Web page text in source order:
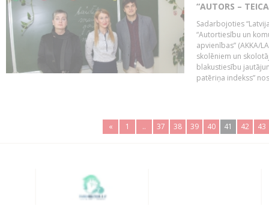
“AUTORS –
Sadarbojoties
“Autortiesību un
apvienības” (AKKA/
skolēniem un
blakustiesību
patēriņa indekss”
« 1 .. 37 38 39 40 41 42 43